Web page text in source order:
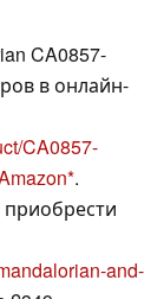
CA0857-
в онлайн-
CA0857-
.
and-